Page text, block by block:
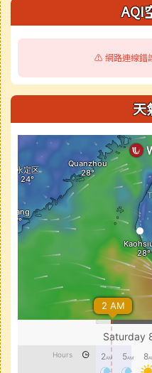
AQI
⚠️ 網路連線錯
天